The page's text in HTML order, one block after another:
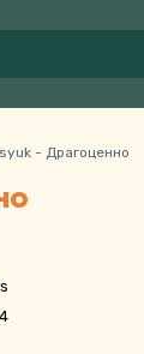
- Драгоценно